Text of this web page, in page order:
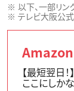
以下、一部リン
テレビ大阪公
Amazon
【最短翌日
ここにしか